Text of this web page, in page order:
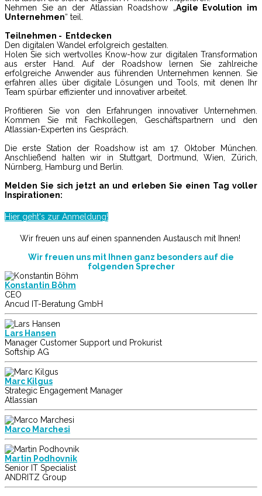
Nehmen Sie an der Atlassian Roadshow „Agile Evolution im
Unternehmen“ teil.
Teilnehmen - Entdecken
Den digitalen Wandel erfolgreich gestalten.
Holen Sie sich wertvolles Know-how zur digitalen Transformation
aus erster Hand. Auf der Roadshow lernen Sie zahlreiche
erfolgreiche Anwender aus führenden Unternehmen kennen. Sie
erfahren alles über digitale Lösungen und Tools, mit denen Ihr
Team spürbar effizienter und innovativer arbeitet.
Profitieren Sie von den Erfahrungen innovativer Unternehmen.
Kommen Sie mit Fachkollegen, Geschäftspartnern und den
Atlassian-Experten ins Gespräch.
Die erste Station der Roadshow ist am 17. Oktober München.
Anschließend halten wir in Stuttgart, Dortmund, Wien, Zürich,
Nürnberg, Hamburg und Berlin.
Melden Sie sich jetzt an und erleben Sie einen Tag voller
Inspirationen:
Hier geht's zur Anmeldung!
Wir freuen uns auf einen spannenden Austausch mit Ihnen!
Wir freuen uns mit Ihnen ganz besonders auf die
folgenden Sprecher
Konstantin Böhm
CEO
Ancud IT-Beratung GmbH
Lars Hansen
Manager Customer Support und Prokurist
Softship AG
Marc Kilgus
Strategic Engagement Manager
Atlassian
Marco Marchesi
Martin Podhovnik
Senior IT Specialist
ANDRITZ Group